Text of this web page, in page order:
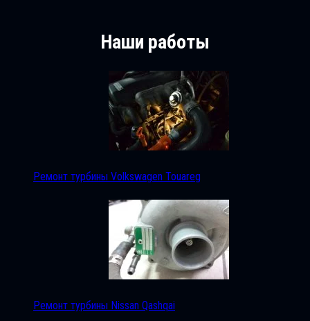
Наши работы
Ремонт турбины Volkswagen Touareg
Ремонт турбины Nissan Qashqai